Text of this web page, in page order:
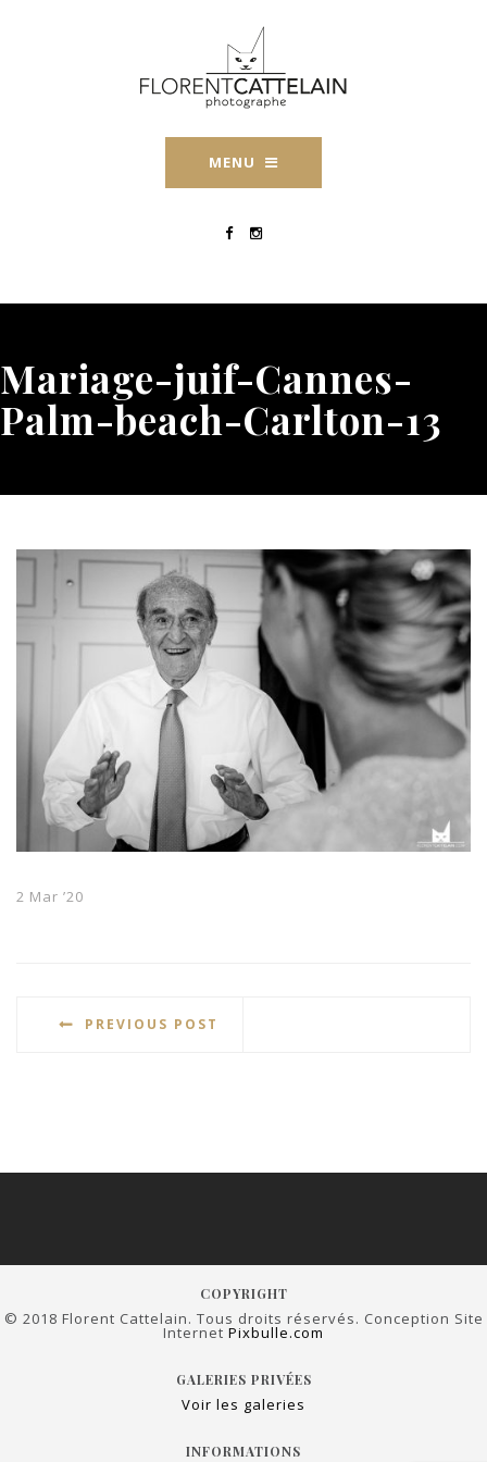
MENU
Mariage-juif-Cannes-
Palm-beach-Carlton-13
2 Mar ’20
PREVIOUS POST
COPYRIGHT
© 2018 Florent Cattelain. Tous droits réservés. Conception Site
Internet Pixbulle.com
GALERIES PRIVÉES
Voir les galeries
INFORMATIONS